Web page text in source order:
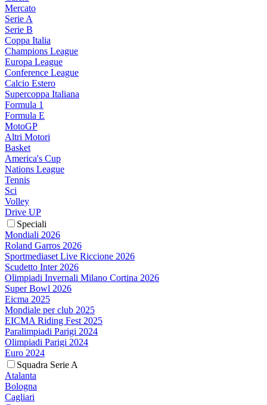
Mercato
Serie A
Serie B
Coppa Italia
Champions League
Europa League
Conference League
Calcio Estero
Supercoppa Italiana
Formula 1
Formula E
MotoGP
Altri Motori
Basket
America's Cup
Nations League
Tennis
Sci
Volley
Drive UP
Speciali
Mondiali 2026
Roland Garros 2026
Sportmediaset Live Riccione 2026
Scudetto Inter 2026
Olimpiadi Invernali Milano Cortina 2026
Super Bowl 2026
Eicma 2025
Mondiale per club 2025
EICMA Riding Fest 2025
Paralimpiadi Parigi 2024
Olimpiadi Parigi 2024
Euro 2024
Squadra Serie A
Atalanta
Bologna
Cagliari